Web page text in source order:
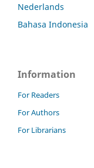
Nederlands
Bahasa Indonesia
Information
For Readers
For Authors
For Librarians